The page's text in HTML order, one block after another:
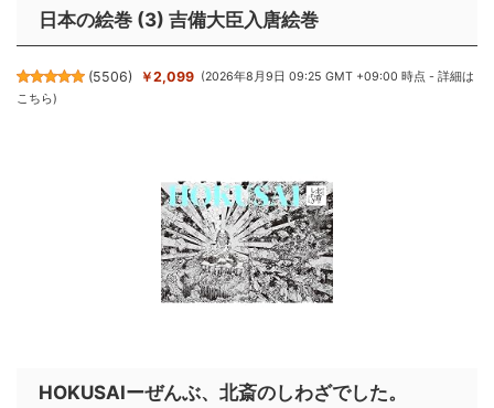
日本の絵巻 (3) 吉備大臣入唐絵巻
(5506) ￥2,099 (2026年8月9日 09:25 GMT +09:00 時点 -詳細は
こちら)
HOKUSAIーぜんぶ、北斎のしわざでした。